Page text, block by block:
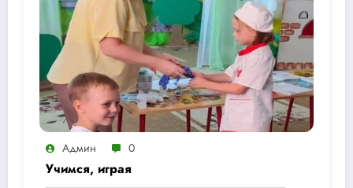
Админ 0
Учимся, играя